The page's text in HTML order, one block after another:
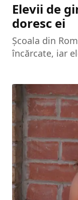
Elevii de
doresc ei
Școala din
încărcate, iar
pentru acasă,
soi de chin
ridice la
lor. Unii dintre
școlară,
competițiile
cad victime
brusc, când se